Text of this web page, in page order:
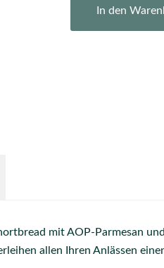
In den
mit AOP-Parmesan
allen Ihren Anlässen